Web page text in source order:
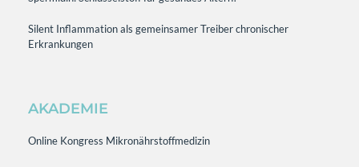
Silent Inflammation als gemeinsamer Treiber chronischer
Erkrankungen
AKADEMIE
Online Kongress Mikronährstoffmedizin